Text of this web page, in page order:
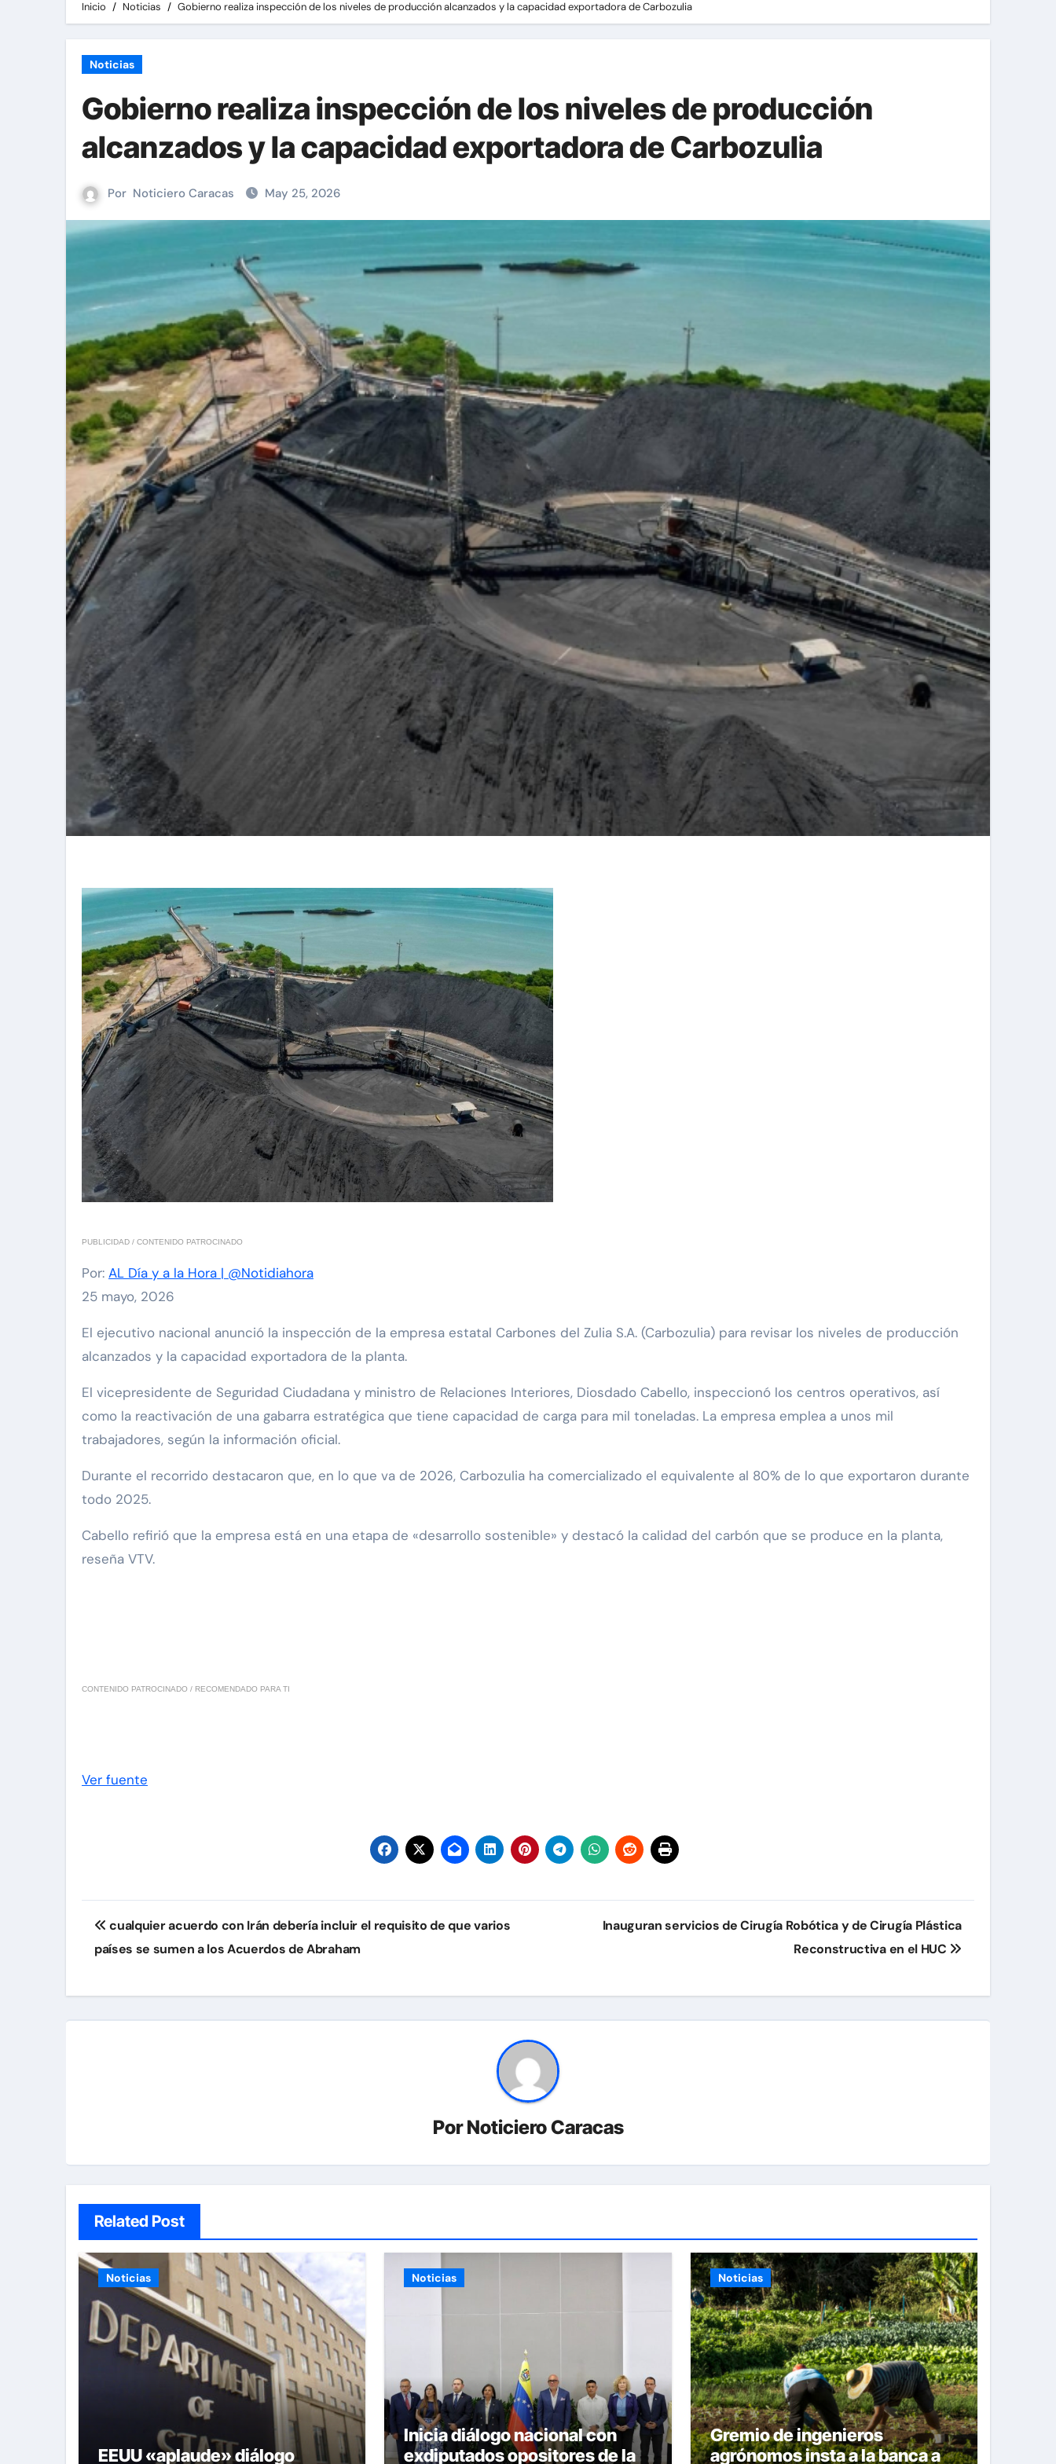
Inicio Noticias Gobierno realiza inspección de los niveles de producción alcanzados y la capacidad exportadora de Carbozulia
Noticias
Gobierno realiza inspección de los niveles de producción
alcanzados y la capacidad exportadora de Carbozulia
Por Noticiero Caracas May 25, 2026
PUBLICIDAD / CONTENIDO PATROCINADO
Por: AL Día y a la Hora | @Notidiahora
25 mayo, 2026
El ejecutivo nacional anunció la inspección de la empresa estatal Carbones del Zulia S.A. (Carbozulia) para revisar los niveles de producción
alcanzados y la capacidad exportadora de la planta.
El vicepresidente de Seguridad Ciudadana y ministro de Relaciones Interiores, Diosdado Cabello, inspeccionó los centros operativos, así
como la reactivación de una gabarra estratégica que tiene capacidad de carga para mil toneladas. La empresa emplea a unos mil
trabajadores, según la información oficial.
Durante el recorrido destacaron que, en lo que va de 2026, Carbozulia ha comercializado el equivalente al 80% de lo que exportaron durante
todo 2025.
Cabello refirió que la empresa está en una etapa de «desarrollo sostenible» y destacó la calidad del carbón que se produce en la planta,
reseña VTV.
CONTENIDO PATROCINADO / RECOMENDADO PARA TI
Ver fuente
Navegación
de
cualquier acuerdo con Irán debería incluir el requisito de que varios
países se sumen a los Acuerdos de Abraham
Inauguran servicios de Cirugía Robótica y de Cirugía Plástica
Reconstructiva en el HUC
PorNoticiero Caracas
Related Post
Noticias
EEUU «aplaude» diálogo
Noticias
Inicia diálogo nacional con
exdiputados opositores de la
Noticias
Gremio de ingenieros
agrónomos insta a la banca a